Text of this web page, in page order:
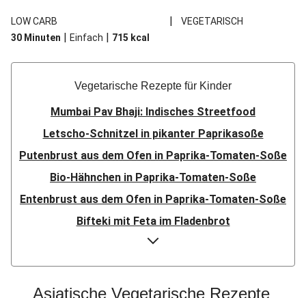
LOW CARB |
VEGETARISCH
30 Minuten | Einfach | 715 kcal
Vegetarische Rezepte für Kinder
Mumbai Pav Bhaji: Indisches Streetfood
Letscho-Schnitzel in pikanter Paprikasoße
Putenbrust aus dem Ofen in Paprika-Tomaten-Soße
Bio-Hähnchen in Paprika-Tomaten-Soße
Entenbrust aus dem Ofen in Paprika-Tomaten-Soße
Bifteki mit Feta im Fladenbrot
Doppelt Putenbrust aus dem Ofen
Bio-Hähnchen in Paprika-Tomaten-Soße
Speckknödel auf warmem Krautsalat
Asiatische Vegetarische Rezepte